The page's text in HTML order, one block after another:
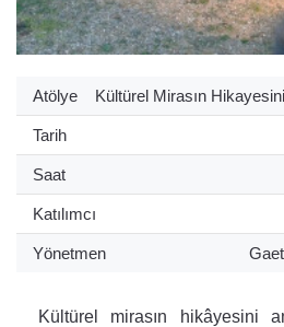
Atölye Kültürel Mirasın
Tarih
Saat
Katılımcı
Yönetmen
Kültürel mirasın hikâyesini